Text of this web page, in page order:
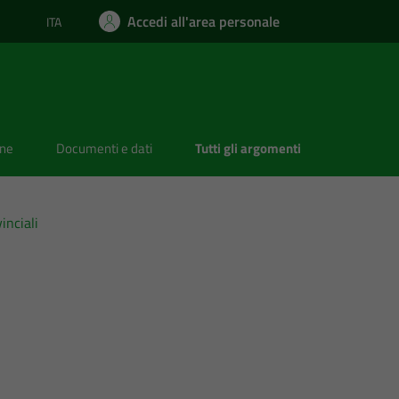
Lingua attiva:
ITA Accedi all'area personale
Documenti e dati Tutti gli argomenti